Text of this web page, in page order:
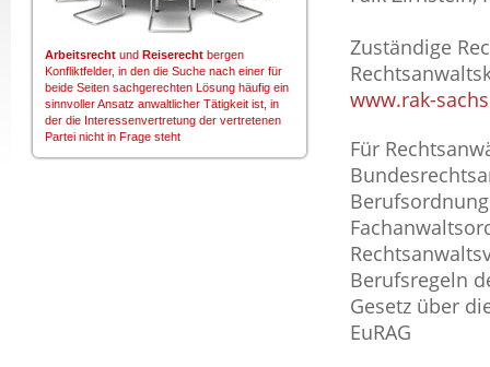
Arbeitsrecht und Reiserecht bergen
Konfliktfelder, in den die Suche nach einer für
beide Seiten sachgerechten Lösung häufig ein
sinnvoller Ansatz anwaltlicher Tätigkeit ist, in
der die Interessenvertretung der vertretenen
Partei nicht in Frage steht
Zuständige
www.rak-
Für
Berufsregeln
Gesetz über
EuRAG